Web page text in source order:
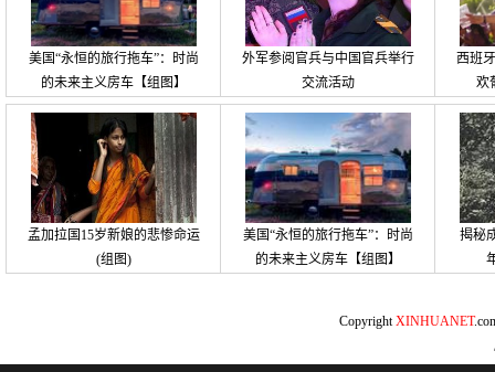
美国“永恒的旅行拖车”：时尚
的未来主义房车【组图】
外军参阅官兵与中国官兵举行
交流活动
西班
欢
孟加拉国15岁新娘的悲惨命运
(组图)
美国“永恒的旅行拖车”：时尚
的未来主义房车【组图】
揭秘
CopyrightXINHUANET